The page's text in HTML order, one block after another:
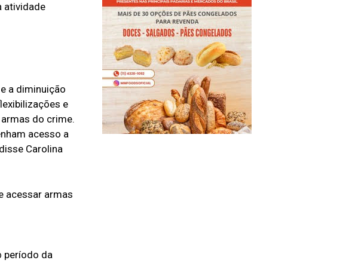
atividade
a diminuição
e
do crime.
acesso a
Carolina
acessar armas
período da